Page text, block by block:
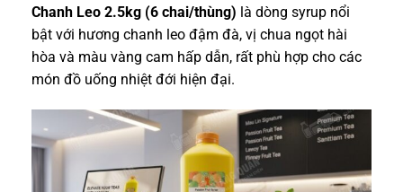
Chanh Leo 2.5kg (6 chai/thùng) là dòng syrup nổi
bật với hương chanh leo đậm đà, vị chua ngọt hài
hòa và màu vàng cam hấp dẫn, rất phù hợp cho các
món đồ uống nhiệt đới hiện đại.